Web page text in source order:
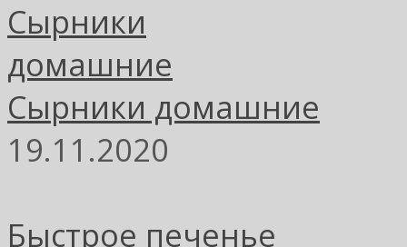
Сырники домашние
19.11.2020
Быстрое печенье